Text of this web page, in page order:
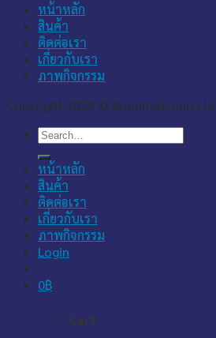
หน้าหลัก
สินค้า
ติดต่อเรา
เกี่ยวกับเรา
ภาพกิจกรรม
Copyright 2026 © Boonmakrong Ltd
Search
หน้าหลัก
สินค้า
ติดต่อเรา
เกี่ยวกับเรา
ภาพกิจกรรม
Login
0฿
Cart